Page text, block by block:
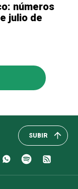
números
julio de
SUBIR